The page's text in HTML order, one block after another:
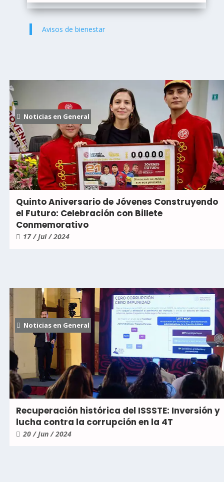
Avisos de bienestar
Noticias en General
Quinto Aniversario de Jóvenes Construyendo
el Futuro: Celebración con Billete
Conmemorativo
17 / Jul / 2024
Noticias en General
Recuperación histórica del ISSSTE: Inversión y
lucha contra la corrupción en la 4T
20 / Jun / 2024